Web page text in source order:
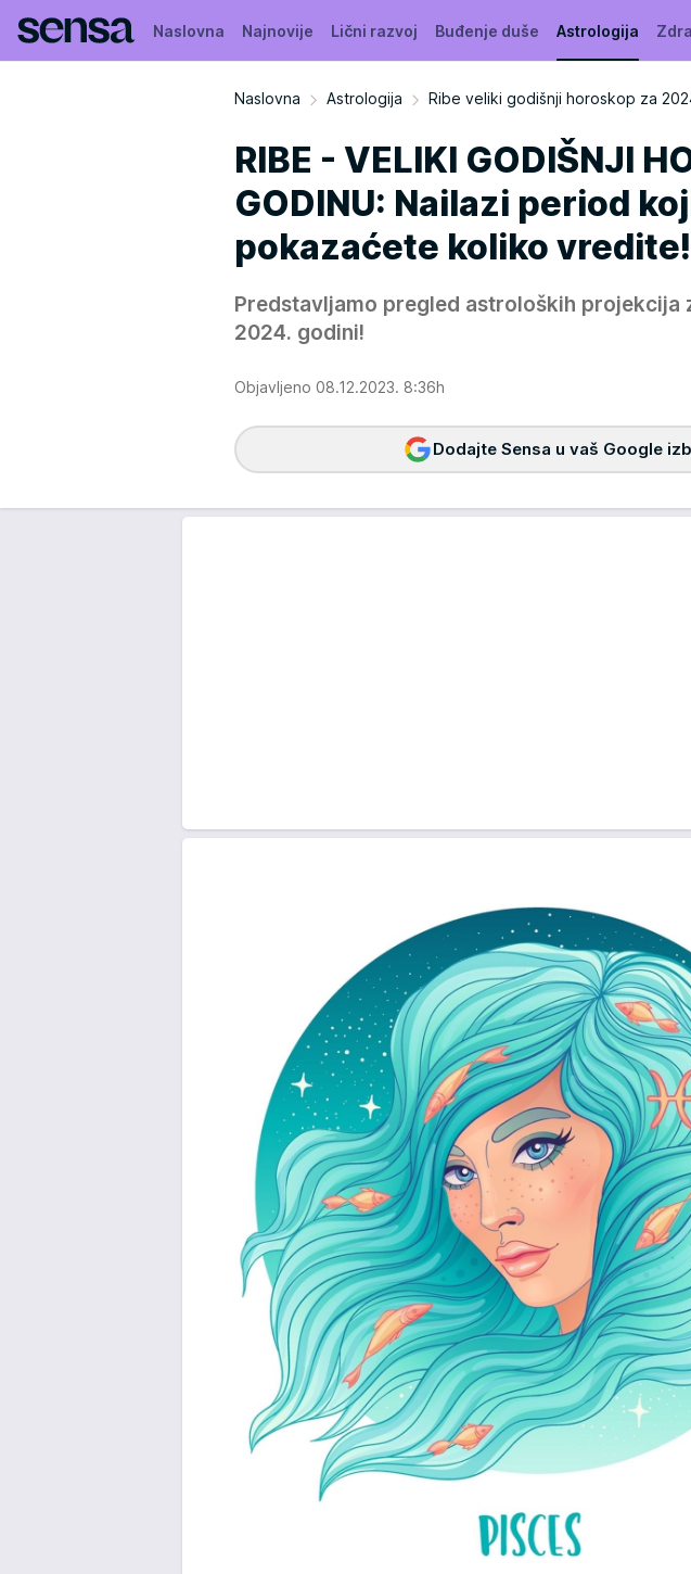
Naslovna Najnovije Lični razvoj Buđenje duše Astrologija
Naslovna Astrologija Ribe veliki godišnji horoskop za
RIBE - VELIKI GODIŠNJI
GODINU: Nailazi period
pokazaćete koliko vredite!
Predstavljamo pregled astroloških projekcija
2024. godini!
Objavljeno 08.12.2023. 8:36h
Dodajte Sensa u vaš Google